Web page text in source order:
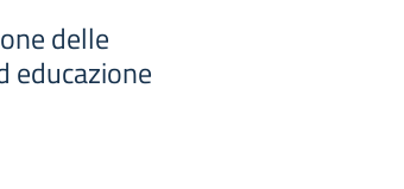
delle
educazione